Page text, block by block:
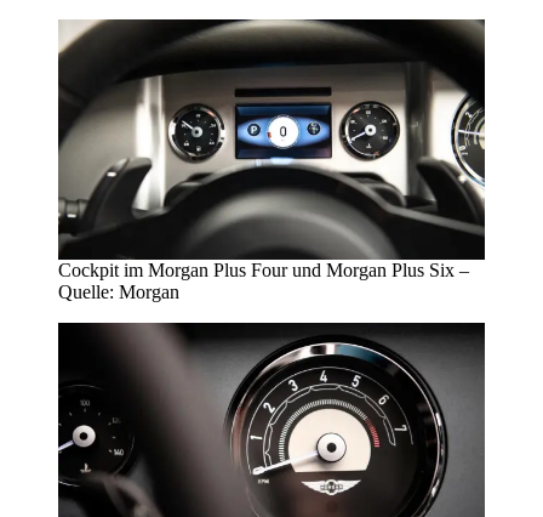
Cockpit im Morgan Plus Four und Morgan Plus Six –
Quelle: Morgan